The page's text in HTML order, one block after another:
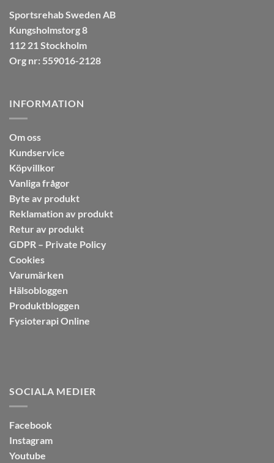
Sportsrehab Sweden AB
Kungsholmstorg 8
112 21 Stockholm
Org nr: 559016-2128
INFORMATION
Om oss
Kundservice
Köpvillkor
Vanliga frågor
Byte av produkt
Reklamation av produkt
Retur av produkt
GDPR – Private Policy
Cookies
Varumärken
Hälsobloggen
Produktbloggen
Fysioterapi Online
SOCIALA MEDIER
Facebook
Instagram
Youtube